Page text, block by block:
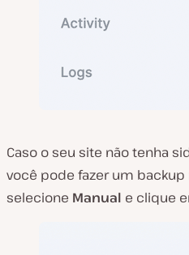
Caso o seu site não tenha
você pode fazer um backup
selecione Manual e clique